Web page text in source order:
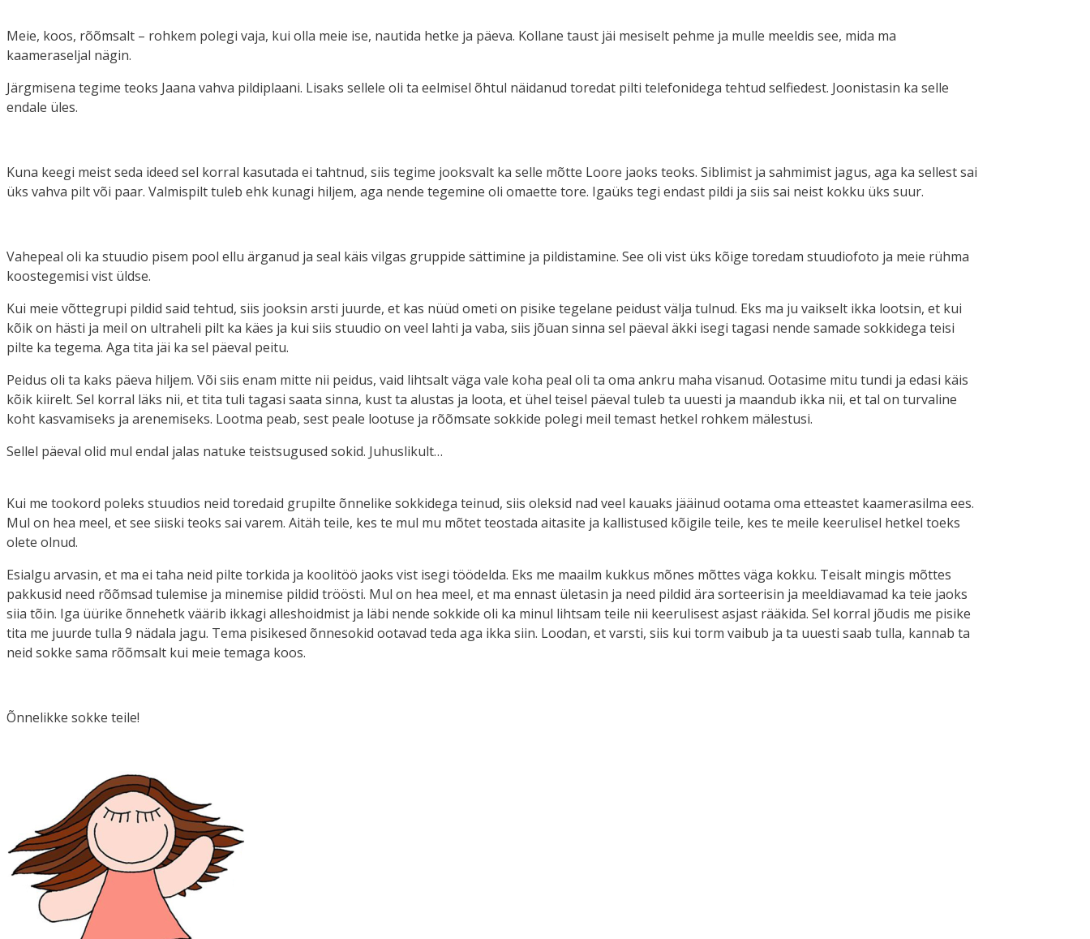
Meie, koos, rõõmsalt – rohkem polegi vaja, kui olla meie ise, nautida hetke ja päeva. Kollane taust jäi mesiselt pehme ja mulle meeldis see, mida ma
kaameraseljal nägin.
Järgmisena tegime teoks Jaana vahva pildiplaani. Lisaks sellele oli ta eelmisel õhtul näidanud toredat pilti telefonidega tehtud selfiedest. Joonistasin ka selle
endale üles.
Kuna keegi meist seda ideed sel korral kasutada ei tahtnud, siis tegime jooksvalt ka selle mõtte Loore jaoks teoks. Siblimist ja sahmimist jagus, aga ka sellest sai
üks vahva pilt või paar. Valmispilt tuleb ehk kunagi hiljem, aga nende tegemine oli omaette tore. Igaüks tegi endast pildi ja siis sai neist kokku üks suur.
Vahepeal oli ka stuudio pisem pool ellu ärganud ja seal käis vilgas gruppide sättimine ja pildistamine. See oli vist üks kõige toredam stuudiofoto ja meie rühma
koostegemisi vist üldse.
Kui meie võttegrupi pildid said tehtud, siis jooksin arsti juurde, et kas nüüd ometi on pisike tegelane peidust välja tulnud. Eks ma ju vaikselt ikka lootsin, et kui
kõik on hästi ja meil on ultraheli pilt ka käes ja kui siis stuudio on veel lahti ja vaba, siis jõuan sinna sel päeval äkki isegi tagasi nende samade sokkidega teisi
pilte ka tegema. Aga tita jäi ka sel päeval peitu.
Peidus oli ta kaks päeva hiljem. Või siis enam mitte nii peidus, vaid lihtsalt väga vale koha peal oli ta oma ankru maha visanud. Ootasime mitu tundi ja edasi käis
kõik kiirelt. Sel korral läks nii, et tita tuli tagasi saata sinna, kust ta alustas ja loota, et ühel teisel päeval tuleb ta uuesti ja maandub ikka nii, et tal on turvaline
koht kasvamiseks ja arenemiseks. Lootma peab, sest peale lootuse ja rõõmsate sokkide polegi meil temast hetkel rohkem mälestusi.
Sellel päeval olid mul endal jalas natuke teistsugused sokid. Juhuslikult…
Kui me tookord poleks stuudios neid toredaid grupilte õnnelike sokkidega teinud, siis oleksid nad veel kauaks jääinud ootama oma etteastet kaamerasilma ees.
Mul on hea meel, et see siiski teoks sai varem. Aitäh teile, kes te mul mu mõtet teostada aitasite ja kallistused kõigile teile, kes te meile keerulisel hetkel toeks
olete olnud.
Esialgu arvasin, et ma ei taha neid pilte torkida ja koolitöö jaoks vist isegi töödelda. Eks me maailm kukkus mõnes mõttes väga kokku. Teisalt mingis mõttes
pakkusid need rõõmsad tulemise ja minemise pildid tröösti. Mul on hea meel, et ma ennast ületasin ja need pildid ära sorteerisin ja meeldiavamad ka teie jaoks
siia tõin. Iga üürike õnnehetk väärib ikkagi alleshoidmist ja läbi nende sokkide oli ka minul lihtsam teile nii keerulisest asjast rääkida. Sel korral jõudis me pisike
tita me juurde tulla 9 nädala jagu. Tema pisikesed õnnesokid ootavad teda aga ikka siin. Loodan, et varsti, siis kui torm vaibub ja ta uuesti saab tulla, kannab ta
neid sokke sama rõõmsalt kui meie temaga koos.
Õnnelikke sokke teile!